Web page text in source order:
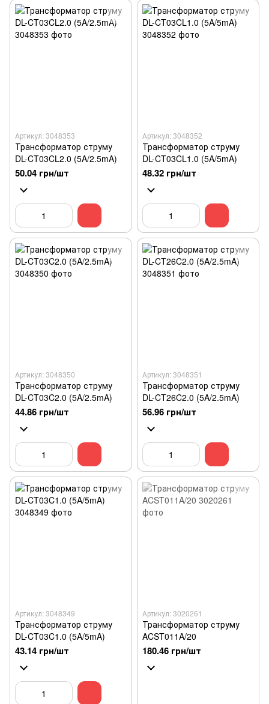
Артикул: 3048353
Трансформатор струму
DL-CT03CL2.0 (5A/2.5mA)
50.04 грн/шт
Артикул: 3048352
Трансформатор струму
DL-CT03CL1.0 (5A/5mA)
48.32 грн/шт
Артикул: 3048350
Трансформатор струму
DL-CT03C2.0 (5A/2.5mA)
44.86 грн/шт
Артикул: 3048351
Трансформатор струму
DL-CT26C2.0 (5A/2.5mA)
56.96 грн/шт
Артикул: 3048349
Трансформатор струму
DL-CT03C1.0 (5A/5mA)
43.14 грн/шт
Артикул: 3020261
Трансформатор струму
ACST011A/20
180.46 грн/шт